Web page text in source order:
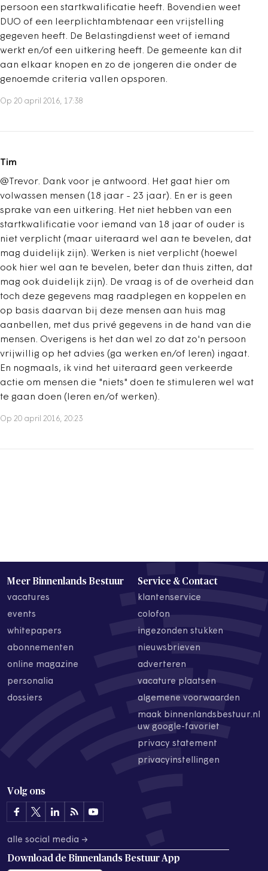
persoon een startkwalificatie heeft. Bovendien weet
DUO of een leerplichtambtenaar een vrijstelling
gegeven heeft. De Belastingdienst weet of iemand
werkt en/of een uitkering heeft. De gemeente kan dit
aan elkaar knopen en zo de jongeren die onder de
genoemde criteria vallen opsporen.
Op 20 april 2016, 17:38
Tim
@Trevor. Dank voor je antwoord. Het gaat hier om
volwassen mensen (18 jaar - 23 jaar). En er is geen
sprake van een uitkering. Het niet hebben van een
startkwalificatie voor iemand van 18 jaar of ouder is
niet verplicht (maar uiteraard wel aan te bevelen, dat
mag duidelijk zijn). Werken is niet verplicht (hoewel
ook hier wel aan te bevelen, beter dan thuis zitten, dat
mag ook duidelijk zijn). De vraag is of de overheid dan
toch deze gegevens mag raadplegen en koppelen en
op basis daarvan bij deze mensen aan huis mag
aanbellen, met dus privé gegevens in de hand van die
mensen. Overigens is het dan wel zo dat zo'n persoon
vrijwillig op het advies (ga werken en/of leren) ingaat.
En nogmaals, ik vind het uiteraard geen verkeerde
actie om mensen die "niets" doen te stimuleren wel wat
te gaan doen (leren en/of werken).
Op 20 april 2016, 20:23
Meer Binnenlands Bestuur
vacatures
events
whitepapers
abonnementen
online magazine
personalia
dossiers
Service & Contact
klantenservice
colofon
ingezonden stukken
nieuwsbrieven
adverteren
vacature plaatsen
algemene voorwaarden
maak binnenlandsbestuur.nl
uw google-favoriet
privacy statement
privacyinstellingen
Volg ons
alle social media →
Download de Binnenlands Bestuur App